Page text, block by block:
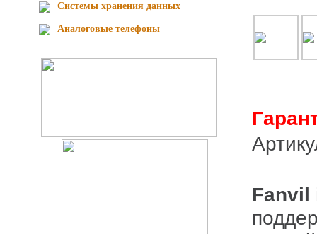
Cистемы хранения данных
Аналоговые телефоны